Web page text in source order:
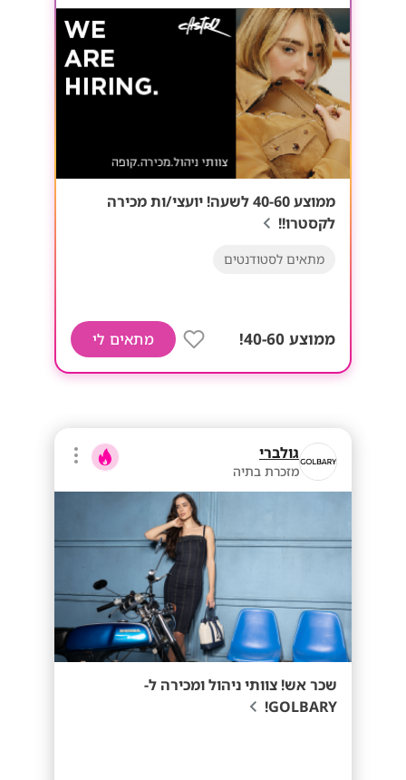
ממוצע 40-60 לשעה! יועצי/ות מכירה
לקסטרו!!
מתאים לסטודנטים
ממוצע 40-60! מתאים לי
גולברי
מזכרת בתיה
שכר אש! צוותי ניהול ומכירה ל-
GOLBARY!